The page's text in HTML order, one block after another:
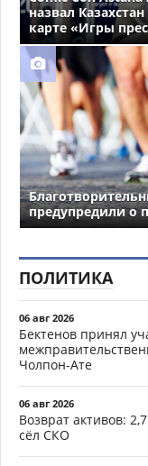
назвал
карте «Игры
предупредили о
ПОЛИТИКА
06 авг 2026
Бектенов принял
Чолпон-Ате
06 авг 2026
Возврат активов:
сёл СКО